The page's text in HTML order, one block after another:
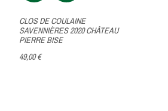
CLOS DE COULAINE
SAVENNIÈRES 2020 CHÂTEAU
PIERRE BISE
49,00 €